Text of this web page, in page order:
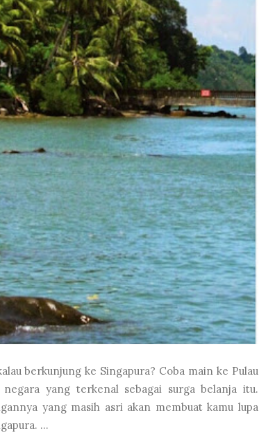
berkunjung ke Singapura? Coba main ke Pulau
yang terkenal sebagai surga belanja itu.
yang masih asri akan membuat kamu lupa
...